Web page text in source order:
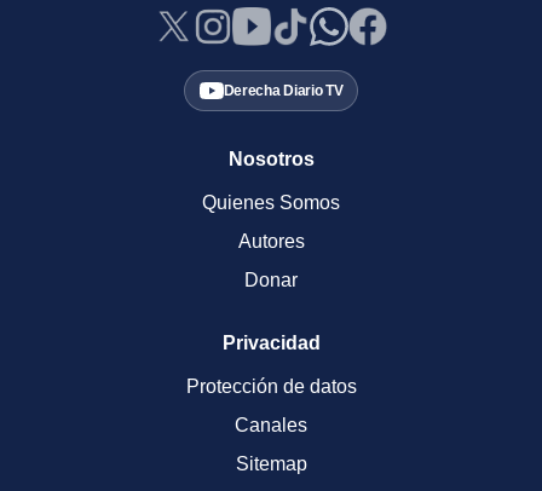
Derecha Diario TV
Nosotros
Quienes Somos
Autores
Donar
Privacidad
Protección de datos
Canales
Sitemap